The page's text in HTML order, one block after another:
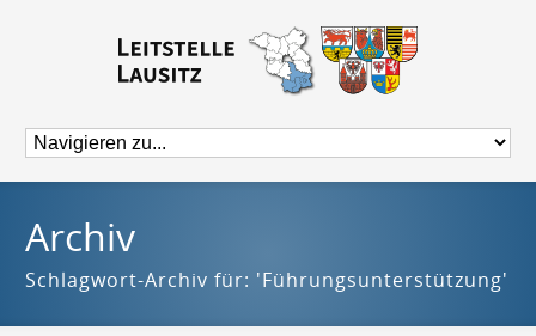
Archiv
Schlagwort-Archiv für: 'Führungsunterstützung'